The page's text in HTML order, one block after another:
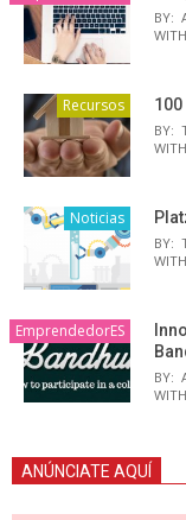
BY:
Recursos
BY:
Noticias
BY:
EmprendedorES
BY:
ANÚNCIATE AQUÍ